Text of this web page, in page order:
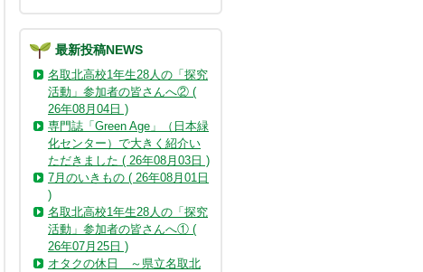
最新投稿NEWS
名取北高校1年生28人の「探究
活動」参加者の皆さんへ② (
26年08月04日 )
専門誌「Green Age」（日本緑
化センター）で大きく紹介い
ただきました ( 26年08月03日 )
7月のいきもの ( 26年08月01日
)
名取北高校1年生28人の「探究
活動」参加者の皆さんへ① (
26年07月25日 )
オタクの休日 ～県立名取北